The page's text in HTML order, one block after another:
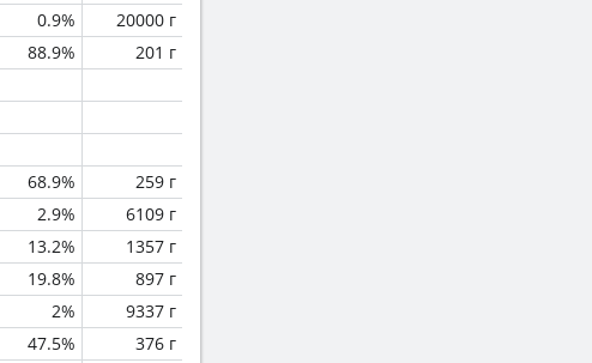
0.9%
20000 г
88.9%
201 г
68.9%
259 г
2.9%
6109 г
13.2%
1357 г
19.8%
897 г
2%
9337 г
47.5%
376 г